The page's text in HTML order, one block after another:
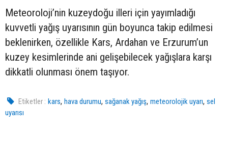
Meteoroloji’nin kuzeydoğu illeri için yayımladığı
kuvvetli yağış uyarısının gün boyunca takip edilmesi
beklenirken, özellikle Kars, Ardahan ve Erzurum’un
kuzey kesimlerinde ani gelişebilecek yağışlara karşı
dikkatli olunması önem taşıyor.
Etiketler : kars,hava durumu,sağanak yağış,meteorolojik uyarı,sel
uyarısı